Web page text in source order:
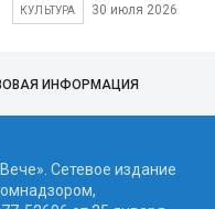
КУЛЬТУРА 30 июля 2026
ИНФОРМАЦИЯ
Сетевое издание